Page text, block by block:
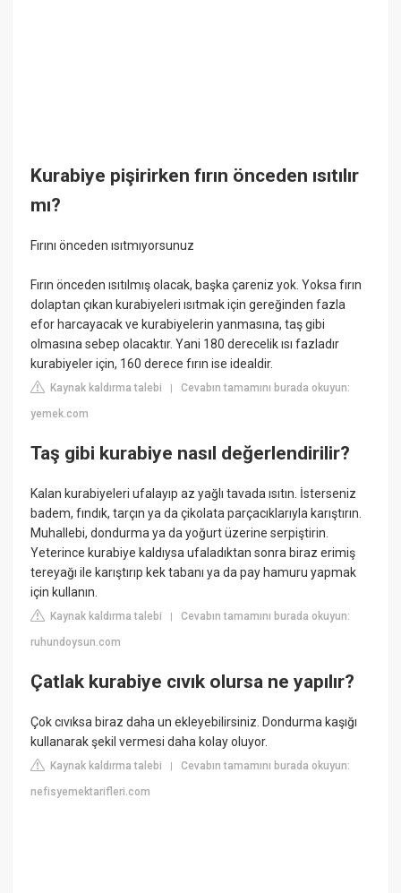
Kurabiye pişirirken fırın önceden ısıtılır
mı?
Fırını önceden ısıtmıyorsunuz
Fırın önceden ısıtılmış olacak, başka çareniz yok. Yoksa fırın
dolaptan çıkan kurabiyeleri ısıtmak için gereğinden fazla
efor harcayacak ve kurabiyelerin yanmasına, taş gibi
olmasına sebep olacaktır. Yani 180 derecelik ısı fazladır
kurabiyeler için, 160 derece fırın ise idealdir.
Kaynak kaldırma talebi |Cevabın tamamını burada okuyun:
yemek.com
Taş gibi kurabiye nasıl değerlendirilir?
Kalan kurabiyeleri ufalayıp az yağlı tavada ısıtın. İsterseniz
badem, fındık, tarçın ya da çikolata parçacıklarıyla karıştırın.
Muhallebi, dondurma ya da yoğurt üzerine serpiştirin.
Yeterince kurabiye kaldıysa ufaladıktan sonra biraz erimiş
tereyağı ile karıştırıp kek tabanı ya da pay hamuru yapmak
için kullanın.
Kaynak kaldırma talebi |Cevabın tamamını burada okuyun:
ruhundoysun.com
Çatlak kurabiye cıvık olursa ne yapılır?
Çok cıvıksa biraz daha un ekleyebilirsiniz. Dondurma kaşığı
kullanarak şekil vermesi daha kolay oluyor.
Kaynak kaldırma talebi |Cevabın tamamını burada okuyun:
nefisyemektarifleri.com